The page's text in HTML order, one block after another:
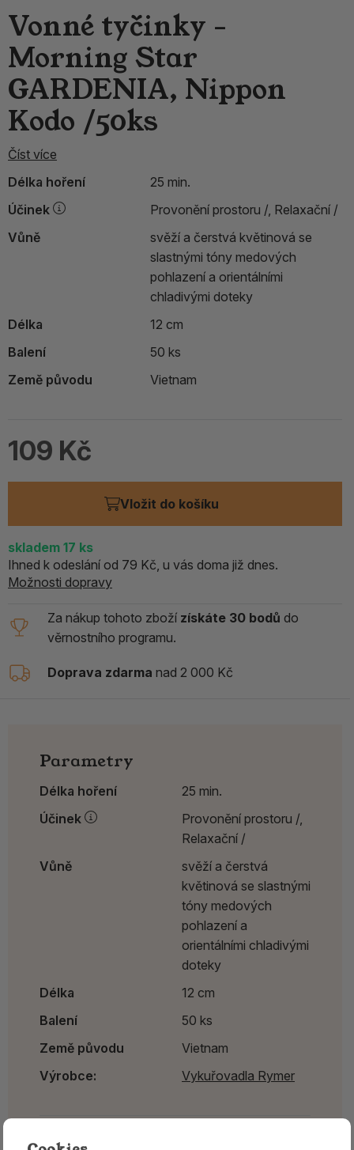
Vonné tyčinky -
Morning Star
GARDENIA, Nippon
Kodo /50ks
Číst více
Délka hoření
25 min.
Účinek
Provonění prostoru /, Relaxační /
Vůně
svěží a čerstvá květinová se
slastnými tóny medových
pohlazení a orientálními
chladivými doteky
Délka
12 cm
Balení
50 ks
Země původu
Vietnam
109 Kč
Vložit do košíku
skladem 17 ks
Ihned k odeslání od 79 Kč, u vás doma již dnes.
Možnosti dopravy
Za nákup tohoto zboží získáte 30 bodů do
věrnostního programu.
Doprava zdarma nad 2 000 Kč
Parametry
Délka hoření
25 min.
Účinek
Provonění prostoru /,
Relaxační /
Vůně
svěží a čerstvá
květinová se slastnými
tóny medových
pohlazení a
orientálními chladivými
doteky
Délka
12 cm
Balení
50 ks
Země původu
Vietnam
Výrobce:
Vykuřovadla Rymer
Najdete v těchto kategoriích